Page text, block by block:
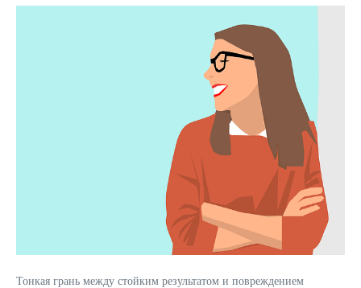
Тонкая грань между стойким результатом и повреждением